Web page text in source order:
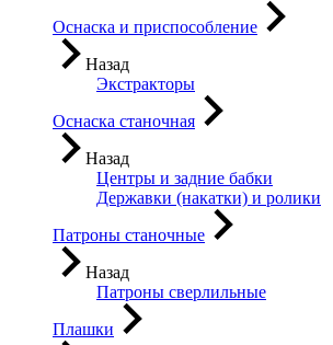
Оснаска и приспособление
Назад
Экстракторы
Оснаска станочная
Назад
Центры и задние бабки
Державки (накатки) и ролики
Патроны станочные
Назад
Патроны сверлильные
Плашки